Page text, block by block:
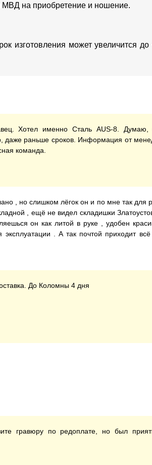
МВД на приобретение и ношение.
изготовления может увеличится
Хотел именно Сталь AUS-8.
даже раньше сроков. Информация от
команда.
, но слишком лёгок он и по мне так для
, ещё не видел складишки
он как литой в руке , удобен
. А так почтой приходит всё
До Коломны 4 дня
гравюру по редоплате, но был